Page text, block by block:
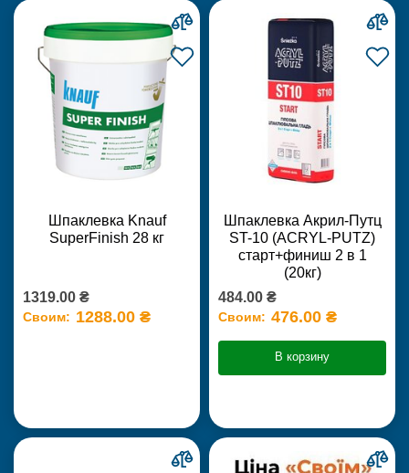
Шпаклевка Knauf
SuperFinish 28 кг
1319.00 ₴
Своим: 1288.00 ₴
Шпаклевка Акрил-Путц
ST-10 (ACRYL-PUTZ)
старт+финиш 2 в 1
(20кг)
484.00 ₴
Своим: 476.00 ₴
В корзину